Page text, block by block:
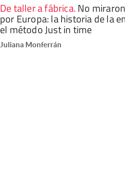
De taller a fábrica.No
por Europa: la historia de la
el método Just in time
Juliana Monferrán